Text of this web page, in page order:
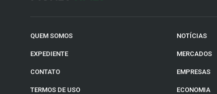
QUEM SOMOS
EXPEDIENTE
CONTATO
TERMOS DE USO
NOTÍCIAS
MERCADOS
EMPRESAS
ECONOMIA